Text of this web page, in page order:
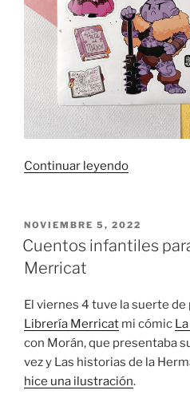
Continuar leyendo«Pegatinas
novatas»
PUBLICADO
EL
NOVIEMBRE 5, 2022
Cuentos infantiles
Merricat
El viernes 4 tuve la suerte
Librería Merricat mi cómic
con Morán, que presentaba
vez y Las historias de la
hice una ilustración.